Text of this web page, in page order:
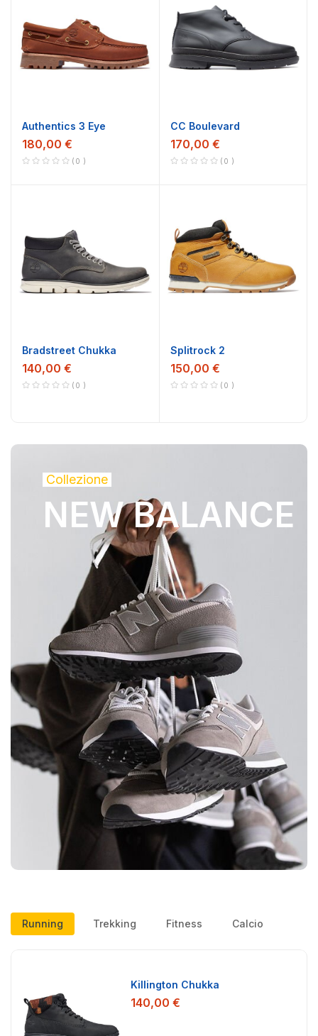
Authentics 3 Eye
180,00 €
0
Bradstreet Chukka
140,00 €
0
CC Boulevard
170,00 €
0
Splitrock 2
150,00 €
0
Collezione
NEW BALANCE
Running Trekking Fitness Calcio
Killington Chukka
140,00 €